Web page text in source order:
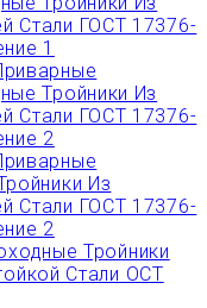
Стали ГОСТ 17376-
1
Тройники Из
Стали ГОСТ 17376-
2
Из
Стали ГОСТ 17376-
2
Тройники
Стали ОСТ